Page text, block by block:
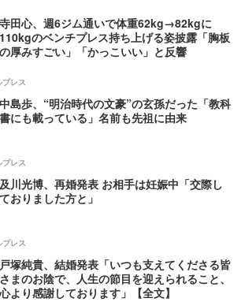
寺田心、週6ジム通いで体重62kg→82kgに
110kgのベンチプレス持ち上げる姿披露「胸板
の厚みすごい」「かっこいい」と反響
レス
中島歩、“明治時代の文豪”の玄孫だった「教科
書にも載っている」名前も先祖に由来
レス
及川光博、再婚発表 お相手は妊娠中「交際し
ておりました方と」
レス
戸塚純貴、結婚発表「いつも支えてくださる皆
さまのお陰で、人生の節目を迎えられること、
心より感謝しております」【全文】